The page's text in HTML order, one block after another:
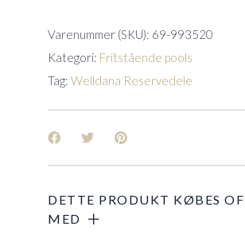
Varenummer (SKU): 69-993520
Kategori: Fritstående pools
Tag: Welldana Reservedele